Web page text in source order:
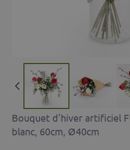
Bouquet d'hiver artificiel
blanc, 60cm, Ø40cm